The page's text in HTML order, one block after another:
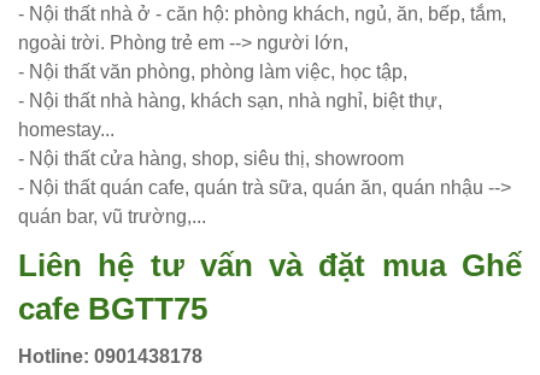
GSK065
Bộ bàn ghế
sofa gỗ nhà
hàng cafe
252
Bộ bàn ghế
cafe gỗ cao
su chân sắt
có tay 249
- Nội thất nhà ở - căn hộ: phòng khách, ngủ, ăn, bếp, tắm,
ngoài trời. Phòng trẻ em --> người lớn,
- Nội thất văn phòng, phòng làm việc, học tập,
- Nội thất nhà hàng, khách sạn, nhà nghỉ, biệt thự,
homestay...
- Nội thất cửa hàng, shop, siêu thị, showroom
- Nội thất quán cafe, quán trà sữa, quán ăn, quán nhậu -->
quán bar, vũ trường,...
Liên hệ tư vấn và đặt mua Ghế
cafe BGTT75
Hotline: 0901438178